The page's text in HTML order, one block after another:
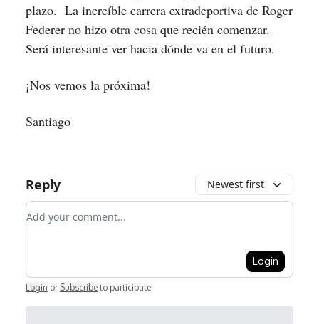
plazo. La increíble carrera extradeportiva de Roger
Federer no hizo otra cosa que recién comenzar.
Será interesante ver hacia dónde va en el futuro.
¡Nos vemos la próxima!
Santiago
Reply Newest first
Add your comment
Login
Login or Subscribe to participate.